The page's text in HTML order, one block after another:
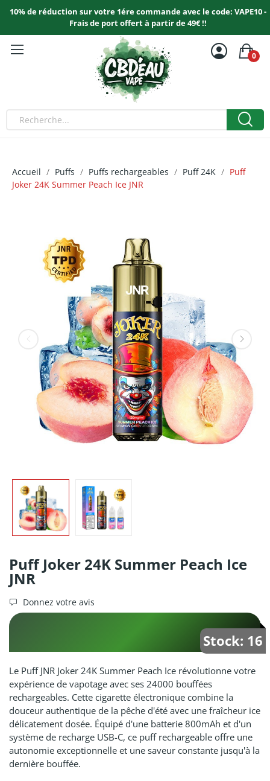
10% de réduction sur votre 1ére commande avec le code: VAPE10 -
Frais de port offert à partir de 49€ !!
0
Accueil Puffs Puffs rechargeables Puff 24K
Puff
Joker 24K Summer Peach Ice JNR
Puff Joker 24K Summer Peach Ice
JNR
Donnez votre avis
Stock: 16
Le Puff JNR Joker 24K Summer Peach Ice révolutionne votre
expérience de vapotage avec ses 24000 bouffées
rechargeables. Cette cigarette électronique combine la
douceur authentique de la pêche d'été avec une fraîcheur ice
délicatement dosée. Équipé d'une batterie 800mAh et d'un
système de recharge USB-C, ce puff rechargeable offre une
autonomie exceptionnelle et une saveur constante jusqu'à la
dernière bouffée.